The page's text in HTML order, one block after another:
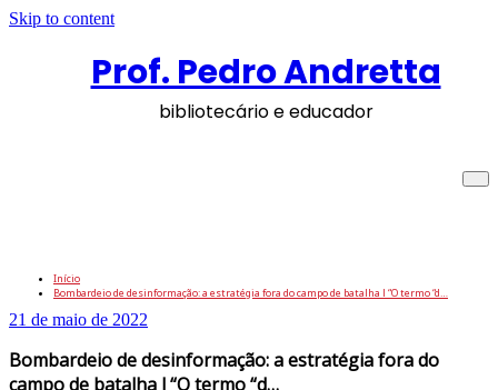
Skip to content
Prof. Pedro Andretta
bibliotecário e educador
Início
Bombardeio de desinformação: a estratégia fora do campo de batalha l “O termo “d…
21 de maio de 2022
Bombardeio de desinformação: a estratégia fora do
campo de batalha l “O termo “d…